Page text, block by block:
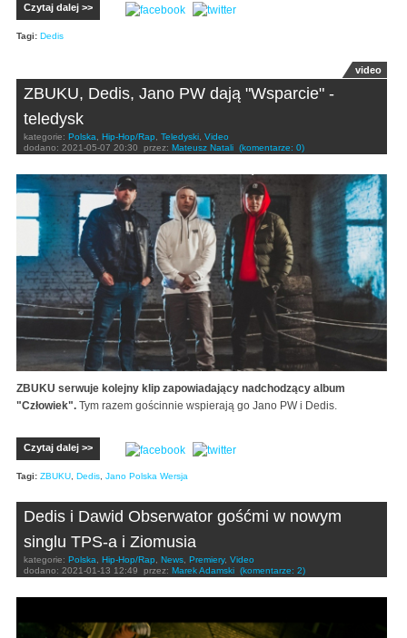
Czytaj dalej >>
Tagi: Dedis
video
ZBUKU, Dedis, Jano PW dają "Wsparcie" -
teledysk
kategorie: Polska Hip-Hop/Rap Teledyski Video
dodano: 2021-05-07 20:30 przez: Mateusz Natali (komentarze: 0)
ZBUKU serwuje kolejny klip zapowiadający nadchodzący album
"Człowiek". Tym razem gościnnie wspierają go Jano PW i Dedis.
Czytaj dalej >>
Tagi: ZBUKU Dedis Jano Polska Wersja
Dedis i Dawid Obserwator gośćmi w nowym
singlu TPS-a i Ziomusia
kategorie: Polska Hip-Hop/Rap News Premiery, Video
dodano: 2021-01-13 12:49 przez: Marek Adamski (komentarze: 2)